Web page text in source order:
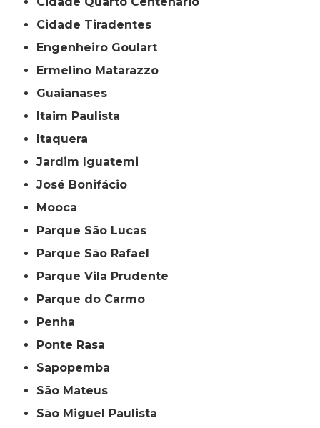
Cidade Tiradentes
Engenheiro Goulart
Ermelino Matarazzo
Guaianases
Itaim Paulista
Itaquera
Jardim Iguatemi
José Bonifácio
Mooca
Parque São Lucas
Parque São Rafael
Parque Vila Prudente
Parque do Carmo
Penha
Ponte Rasa
Sapopemba
São Mateus
São Miguel Paulista